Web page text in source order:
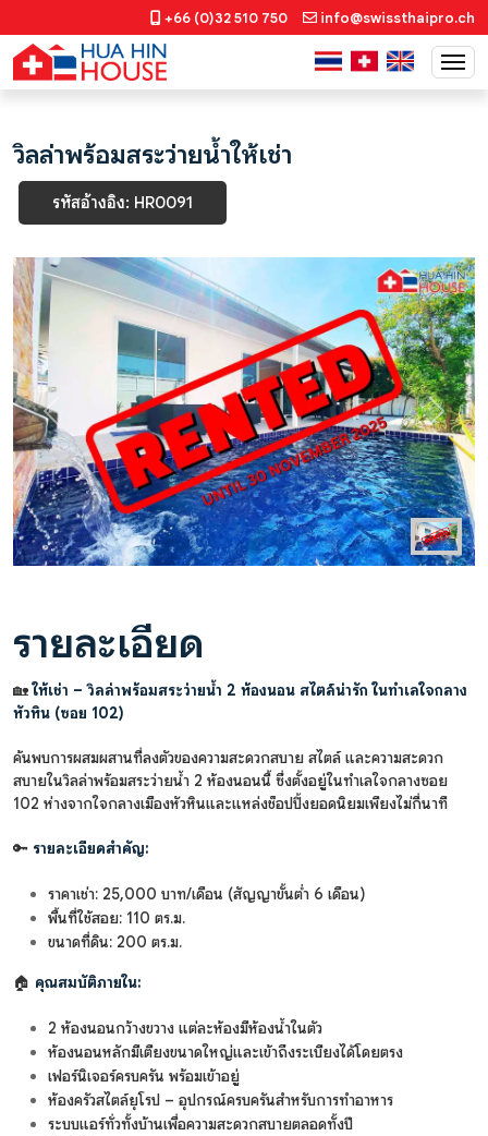
+66 (0)32 510 750 info@swissthaipro.ch
วิลล่าพร้อมสระว่ายน้ำให้เช่า
รหัสอ้างอิง: HR0091
Previous Next
รายละเอียด
🏡ให้เช่า – วิลล่าพร้อมสระว่ายน้ำ 2 ห้องนอน สไตล์น่ารัก ในทำเลใจกลาง
หัวหิน (ซอย 102)
ค้นพบการผสมผสานที่ลงตัวของความสะดวกสบาย สไตล์ และความสะดวก
สบายในวิลล่าพร้อมสระว่ายน้ำ 2 ห้องนอนนี้ ซึ่งตั้งอยู่ในทำเลใจกลางซอย
102 ห่างจากใจกลางเมืองหัวหินและแหล่งช็อปปิ้งยอดนิยมเพียงไม่กี่นาที
🔑 รายละเอียดสำคัญ:
ราคาเช่า: 25,000 บาท/เดือน (สัญญาขั้นต่ำ 6 เดือน)
พื้นที่ใช้สอย: 110 ตร.ม.
ขนาดที่ดิน: 200 ตร.ม.
🏠 คุณสมบัติภายใน:
2 ห้องนอนกว้างขวาง แต่ละห้องมีห้องน้ำในตัว
ห้องนอนหลักมีเตียงขนาดใหญ่และเข้าถึงระเบียงได้โดยตรง
เฟอร์นิเจอร์ครบครัน พร้อมเข้าอยู่
ห้องครัวสไตล์ยุโรป – อุปกรณ์ครบครันสำหรับการทำอาหาร
ระบบแอร์ทั่วทั้งบ้านเพื่อความสะดวกสบายตลอดทั้งปี